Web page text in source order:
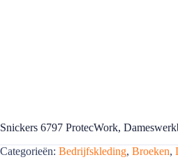
Snickers 6797 ProtecWork,
Categorieën: Bedrijfskleding, Broeken,